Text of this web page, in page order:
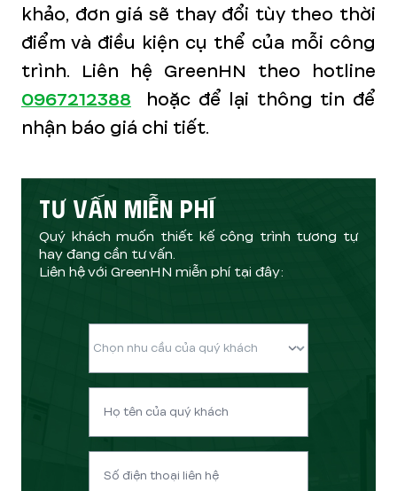
khảo, đơn giá sẽ thay đổi tùy theo thời
điểm và điều kiện cụ thể của mỗi công
trình. Liên hệ GreenHN theo hotline
0967212388 hoặc để lại thông tin để
nhận báo giá chi tiết.
TƯ VẤN MIỄN PHÍ
Quý khách muốn thiết kế công trình tương tự
hay đang cần tư vấn.
Liên hệ với GreenHN miễn phí tại đây: